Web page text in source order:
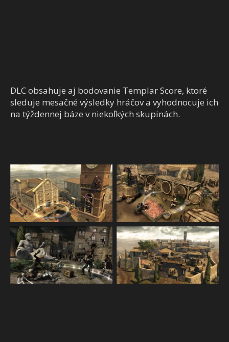
DLC obsahuje aj bodovanie Templar Score, ktoré
sleduje mesačné výsledky hráčov a vyhodnocuje ich
na týždennej báze v niekoľkých skupinách.